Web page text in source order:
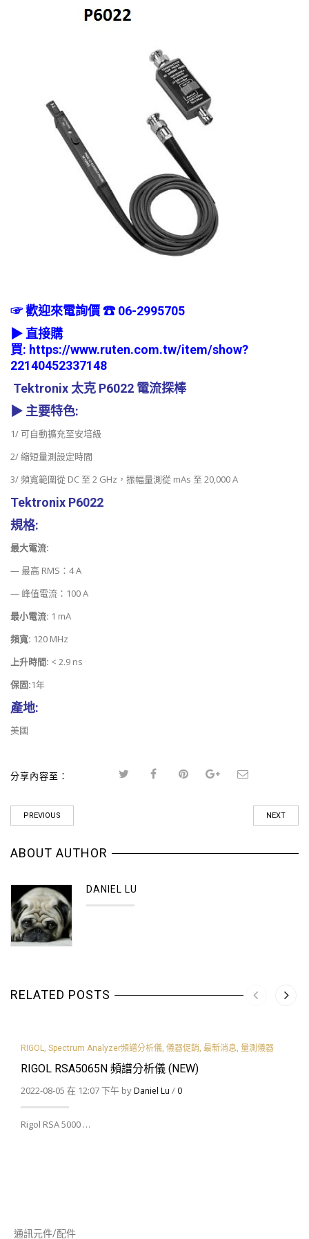
☞ 歡迎來電詢價 ☎ 06-2995705
▶ 直接購
買: https://www.ruten.com.tw/item/show?
22140452337148
Tektronix 太克 P6022 電流探棒
▶ 主要特色:
1/ 可自動擴充至安培級
2/ 縮短量測設定時間
3/ 頻寬範圍從 DC 至 2 GHz，振幅量測從 mAs 至 20,000 A
Tektronix P6022
規格:
最大電流:
— 最高 RMS：4 A
— 峰值電流：100 A
最小電流: 1 mA
頻寬: 120 MHz
上升時間: < 2.9 ns
保固:1年
產地:
美國
分享內容至：
PREVIOUS NEXT
ABOUT AUTHOR
DANIEL LU
RELATED POSTS
RIGOL Spectrum Analyzer頻譜分析儀 儀器促銷 最新消息 量測儀器
RIGOL RSA5065N 頻譜分析儀 (NEW)
2022-08-05 在 12:07 下午 byDaniel Lu / 0
Rigol RSA 5000 …
通訊元件/配件